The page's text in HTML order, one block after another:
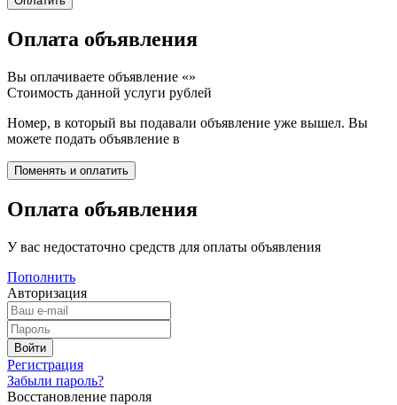
Оплата объявления
Вы оплачиваете объявление «»
Стоимость данной услуги рублей
Номер, в который вы подавали объявление уже вышел. Вы
можете подать объявление в
Оплата объявления
У вас недостаточно средств для оплаты объявления
Пополнить
Авторизация
Регистрация
Забыли пароль?
Восстановление пароля